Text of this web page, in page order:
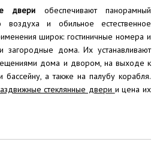
двери обеспечивают панорамный
воздуха и обильное естественное
широк: гостиничные номера и
загородные дома. Их устанавливают
дома и двором, на выходе к
бассейну, а также на палубу корабля.
стеклянные двери и цена их